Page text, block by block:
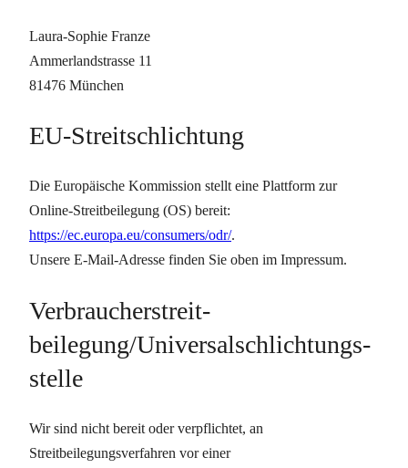
Laura-Sophie Franze
Ammerlandstrasse 11
81476 München
EU-Streitschlichtung
Die Europäische Kommission stellt eine Plattform zur
Online-Streitbeilegung (OS) bereit:
https://ec.europa.eu/consumers/odr/.
Unsere E-Mail-Adresse finden Sie oben im Impressum.
Verbraucher­streit­
beilegung/Universal­schlichtungs­
stelle
Wir sind nicht bereit oder verpflichtet, an
Streitbeilegungsverfahren vor einer